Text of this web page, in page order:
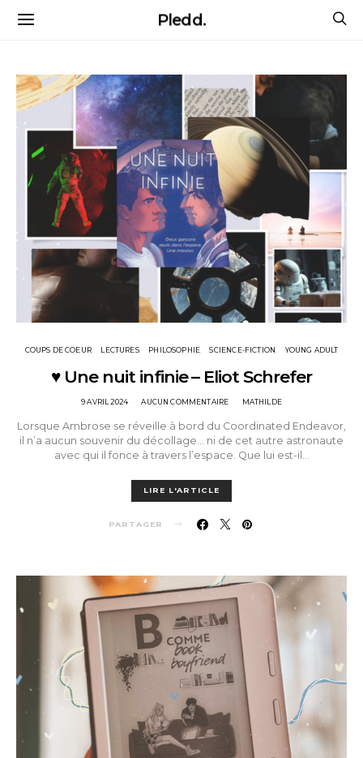
Pledd.
COUPS DE COEUR LECTURES PHILOSOPHIE SCIENCE-FICTION YOUNG ADULT
♥ Une nuit infinie – Eliot Schrefer
POSTED
9 AVRIL 2024 AUCUN COMMENTAIRE MATHILDE
Lorsque Ambrose se réveille à bord du Coordinated Endeavor,
il n’a aucun souvenir du décollage… ni de cet autre astronaute
avec qui il fonce à travers l’espace. Que lui est-il…
LIRE L'ARTICLE
PARTAGER